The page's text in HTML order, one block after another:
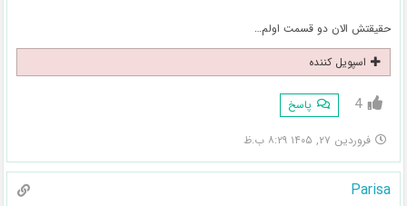
حقیقتش الان دو قسمت اولم…
اسپویل کننده
4 پاسخ
فروردین ۲۷, ۱۴۰۵ ۸:۲۹ ب.ظ
Parisa